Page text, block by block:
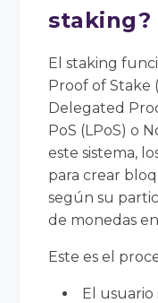
staking?
El staking
Proof of Stake
Delegated
PoS (LPoS) o
este sistema,
para crear
según su
de monedas
Este es el
El usuario